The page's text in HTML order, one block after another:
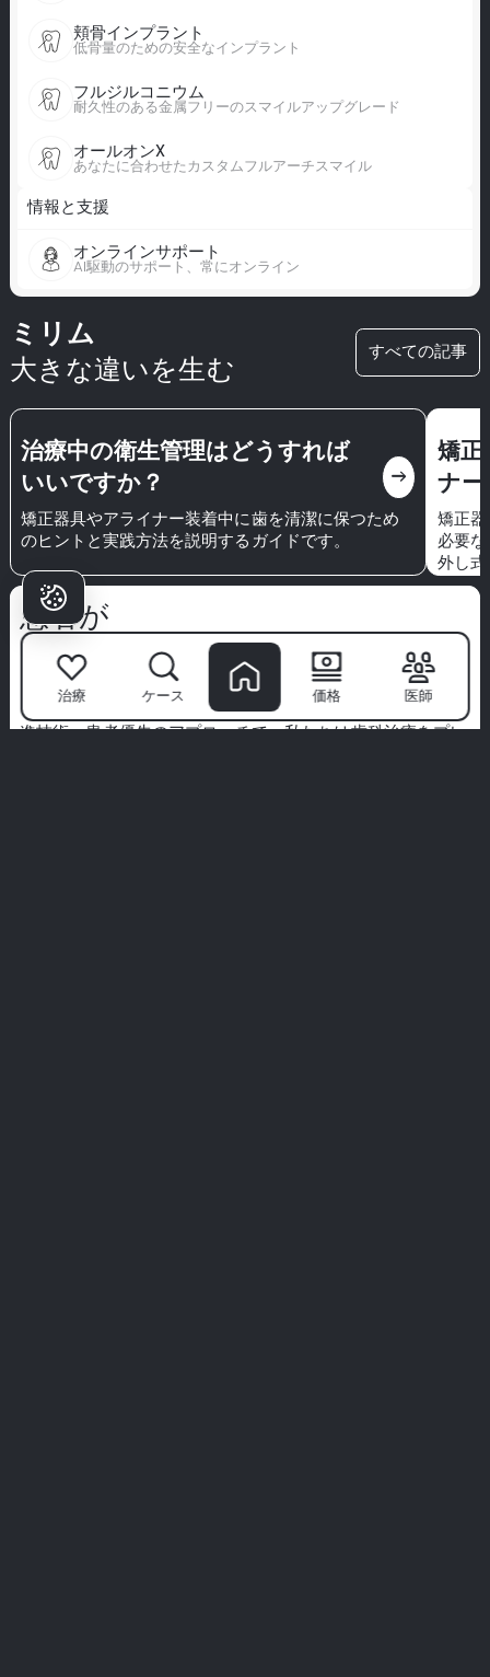
頬骨インプラント
低骨量のための安全なインプラント
フルジルコニウム
耐久性のある金属フリーのスマイルアップグレード
オールオンX
あなたに合わせたカスタムフルアーチスマイル
情報と支援
オンラインサポート
AI駆動のサポート、常にオンライン
ミリム
大きな違いを生む
すべての記事
治療中の衛生管理はどうすれば
いいですか？
east
矯正器具やアライナー装着中に歯を清潔に保つため
のヒントと実践方法を説明するガイドです。
矯
ナ
矯正
必要
外し
を永
患者が
ミリムを選ぶ理由は？
ミリム歯科医院
は単なるクリニックではありません—自信あ
る笑顔が始まる場所です。世界クラスのスペシャリスト、先
進技術、患者優先のアプローチで、私たちは歯科治療をプレ
治療 ケース 価格 医師